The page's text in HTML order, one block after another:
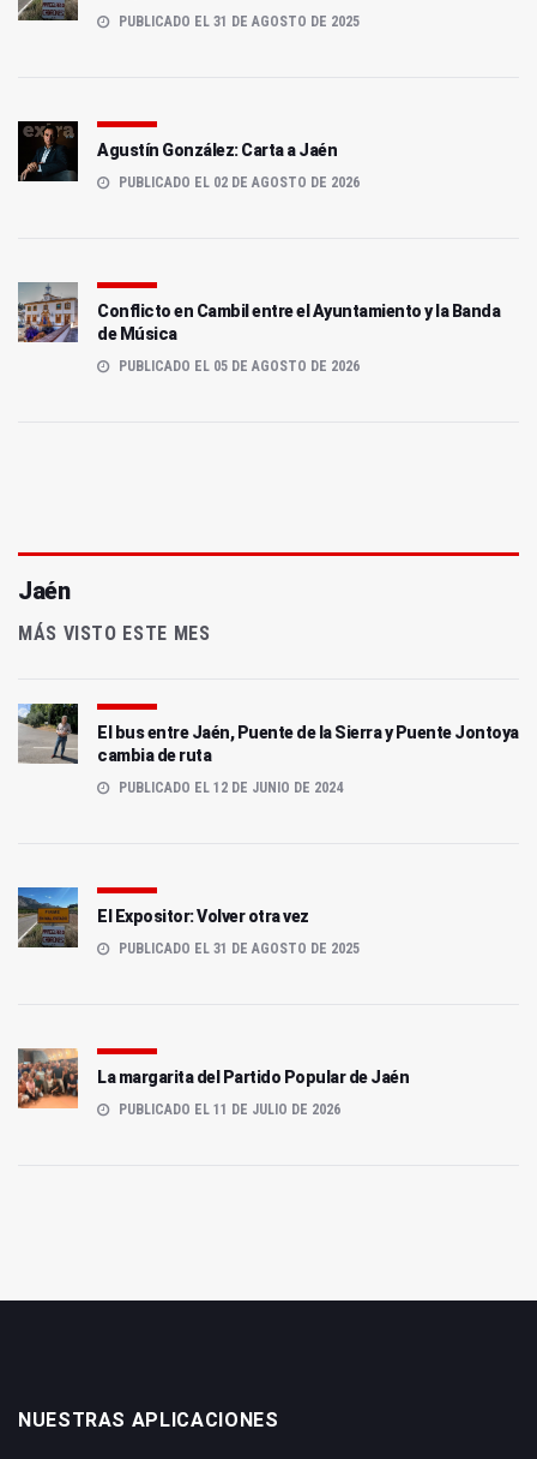
PUBLICADO EL 31 DE AGOSTO DE 2025
Agustín González: Carta a Jaén
PUBLICADO EL 02 DE AGOSTO DE 2026
Conflicto en Cambil entre el Ayuntamiento y la Banda
de Música
PUBLICADO EL 05 DE AGOSTO DE 2026
Jaén
MÁS VISTO ESTE MES
El bus entre Jaén, Puente de la Sierra y Puente Jontoya
cambia de ruta
PUBLICADO EL 12 DE JUNIO DE 2024
El Expositor: Volver otra vez
PUBLICADO EL 31 DE AGOSTO DE 2025
La margarita del Partido Popular de Jaén
PUBLICADO EL 11 DE JULIO DE 2026
NUESTRAS APLICACIONES